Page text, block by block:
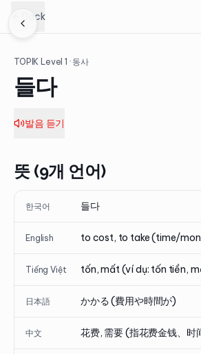
Back
TOPIK Level1 · 동사
들다
발음 듣기
뜻 (9개 언어)
한국어 들다
English to cost, to take (time/
Tiếng Việt tốn, mất (ví dụ: tốn tiền,
日本語 かかる (費用や時間が)
中文 花费, 需要 (指花费金钱、时